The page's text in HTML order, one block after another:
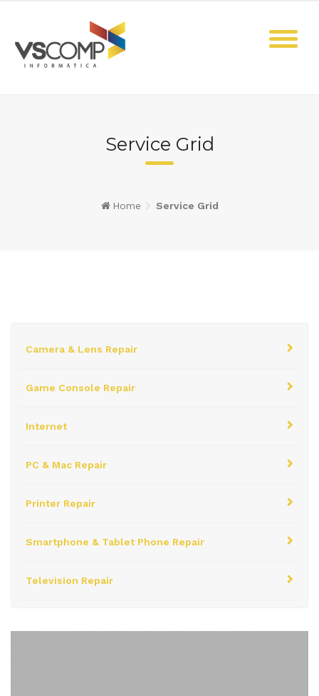
content
Service Grid
Home Service Grid
Camera & Lens Repair
Game Console Repair
Internet
PC & Mac Repair
Printer Repair
Smartphone & Tablet Phone Repair
Television Repair